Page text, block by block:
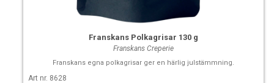
Franskans Polkagrisar 130 g
Franskans Creperie
Franskans egna polkagrisar ger en härlig julstämmning.
Art nr. 8628